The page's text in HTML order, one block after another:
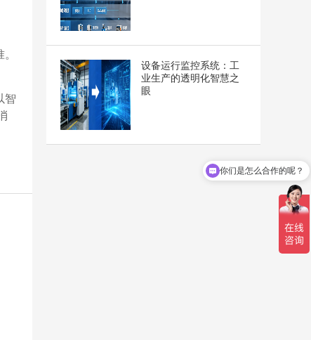
智
设备运行监控系统：工
业生产的透明化智慧之
眼
你们是怎么合作的呢？